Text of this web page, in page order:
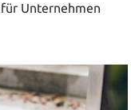
Unternehmen